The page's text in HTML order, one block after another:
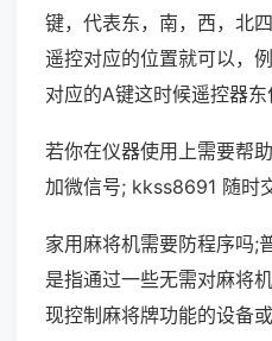
键，代表东，南，西，北
遥控对应的位置就可以，
对应的A键这时候遥控器东
若你在仪器使用上需要帮
加微信号; kkss8691 随时
家用麻将机需要防程序吗;
是指通过一些无需对麻将
现控制麻将牌功能的设备或